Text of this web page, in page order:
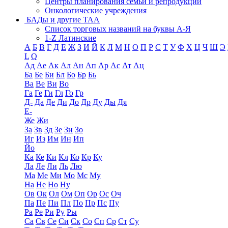
Онкологические учреждения
БАДы и другие ТАА
Список торговых названий на буквы А-Я
1-Z Латинские
А Б В Г Д Е Ж З И Й К Л М Н О П Р С Т У Ф Х Ц Ч Ш Э
L Q
Ад Ае Ак Ал Ан Ап Ар Ас Ат Ац
Ба Бе Би Бл Бо Бр Бь
Ва Ве Ви Во
Га Ге Ги Гл Го Гр
Д- Да Де Ди До Др Ду Ды Дя
Е-
Же Жи
За Зв Зд Зе Зи Зо
Иг Из Им Ин Ип
Йо
Ка Ке Ки Кл Ко Кр Ку
Ла Ле Ли Ль Лю
Ма Ме Ми Мо Мс Му
На Не Но Ну
Ов Ок Ол Ом Оп Ор Ос Оч
Па Пе Пи Пл По Пр Пс Пу
Ра Ре Ри Ру Ры
Са Св Се Си Ск Со Сп Ср Ст Су